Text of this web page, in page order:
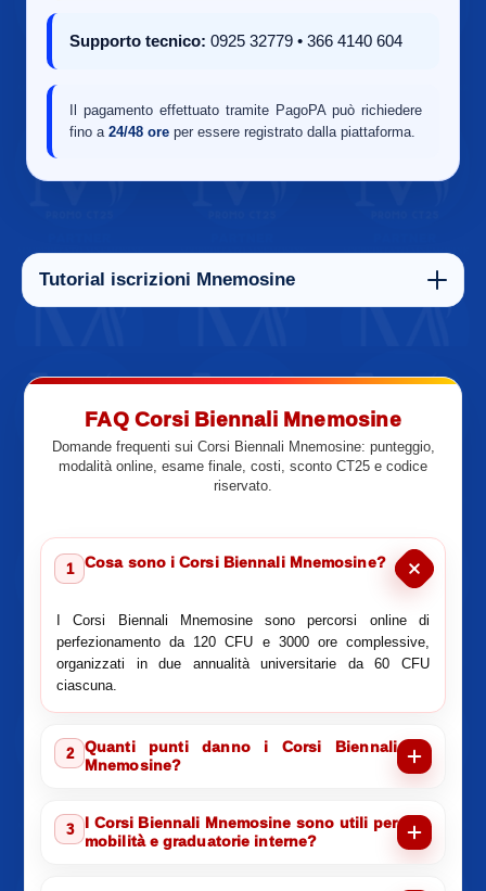
Supporto tecnico: 0925 32779 • 366 4140 604
Il pagamento effettuato tramite PagoPA può richiedere
fino a 24/48 ore per essere registrato dalla piattaforma.
Tutorial iscrizioni Mnemosine
FAQ Corsi Biennali Mnemosine
Domande frequenti sui Corsi Biennali Mnemosine: punteggio,
modalità online, esame finale, costi, sconto CT25 e codice
riservato.
1 Cosa sono i Corsi Biennali Mnemosine?
I Corsi Biennali Mnemosine sono percorsi online di
perfezionamento da 120 CFU e 3000 ore complessive,
organizzati in due annualità universitarie da 60 CFU
ciascuna.
2
Quanti punti danno i Corsi Biennali
Mnemosine?
3
I Corsi Biennali Mnemosine sono utili per
mobilità e graduatorie interne?